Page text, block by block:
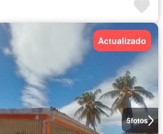
5fotos
Actualizado